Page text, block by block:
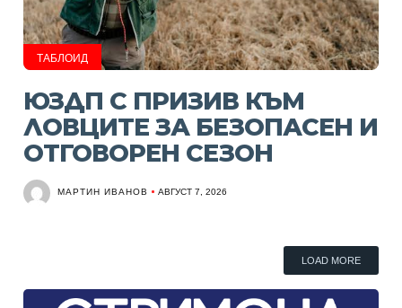
ТАБЛОИД
ЮЗДП С ПРИЗИВ КЪМ
ЛОВЦИТЕ ЗА БЕЗОПАСЕН И
ОТГОВОРЕН СЕЗОН
МАРТИН ИВАНОВ АВГУСТ 7, 2026
LOAD MORE